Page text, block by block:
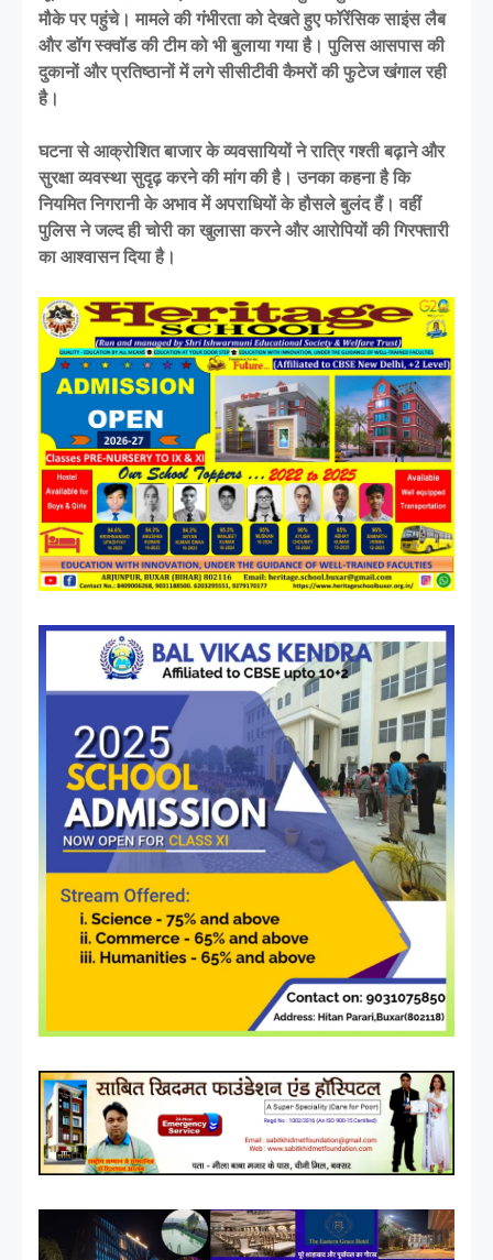
मौके पर पहुंचे। मामले की गंभीरता को देखते हुए फॉरेंसिक साइंस लैब
और डॉग स्क्वॉड की टीम को भी बुलाया गया है। पुलिस आसपास की
दुकानों और प्रतिष्ठानों में लगे सीसीटीवी कैमरों की फुटेज खंगाल रही
है।
घटना से आक्रोशित बाजार के व्यवसायियों ने रात्रि गश्ती बढ़ाने और
सुरक्षा व्यवस्था सुदृढ़ करने की मांग की है। उनका कहना है कि
नियमित निगरानी के अभाव में अपराधियों के हौसले बुलंद हैं। वहीं
पुलिस ने जल्द ही चोरी का खुलासा करने और आरोपियों की गिरफ्तारी
का आश्वासन दिया है।